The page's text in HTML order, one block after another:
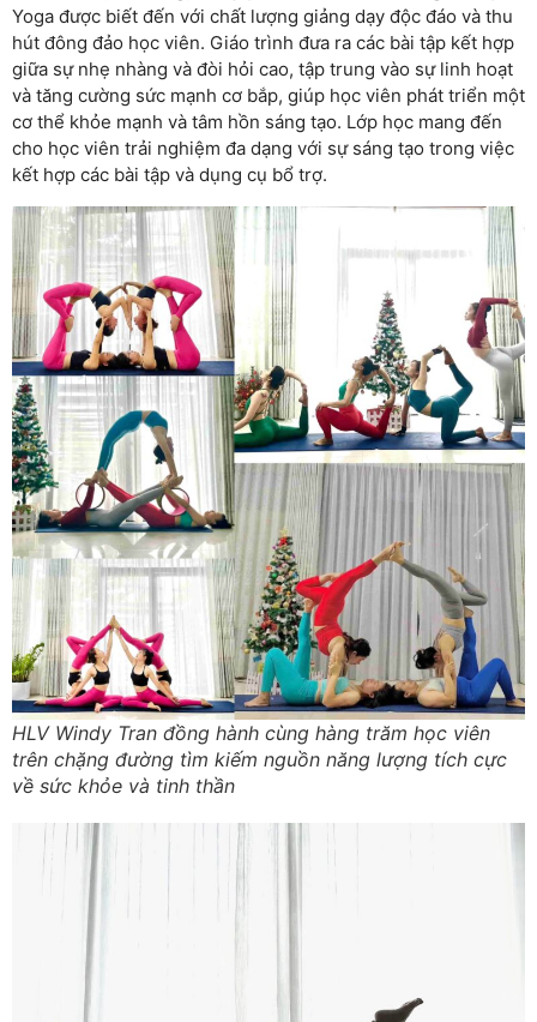
Yoga được biết đến với chất lượng giảng dạy độc đáo và thu
hút đông đảo học viên. Giáo trình đưa ra các bài tập kết hợp
giữa sự nhẹ nhàng và đòi hỏi cao, tập trung vào sự linh hoạt
và tăng cường sức mạnh cơ bắp, giúp học viên phát triển một
cơ thể khỏe mạnh và tâm hồn sáng tạo. Lớp học mang đến
cho học viên trải nghiệm đa dạng với sự sáng tạo trong việc
kết hợp các bài tập và dụng cụ bổ trợ.
HLV Windy Tran đồng hành cùng hàng trăm học viên
trên chặng đường tìm kiếm nguồn năng lượng tích cực
về sức khỏe và tinh thần